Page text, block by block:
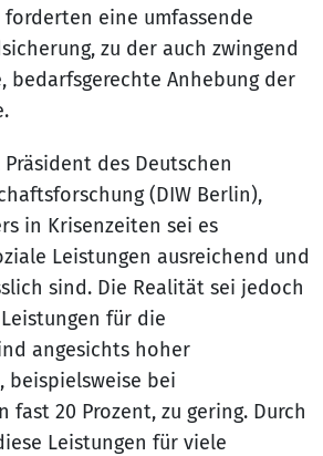
forderten eine umfassende
zu der auch zwingend
bedarfsgerechte Anhebung der
Präsident des Deutschen
(DIW Berlin),
in Krisenzeiten sei es
Leistungen ausreichend und
sind. Die Realität sei jedoch
für die
angesichts hoher
beispielsweise bei
fast 20 Prozent, zu gering. Durch
Leistungen für viele